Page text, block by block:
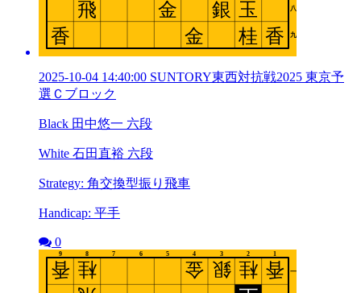
2025-10-04 14:40:00 SUNTORY東西対抗戦2025 東京予
選Ｃブロック
Black 田中悠一 六段
White 石田直裕 六段
Strategy: 角交換型振り飛車
Handicap: 平手
0